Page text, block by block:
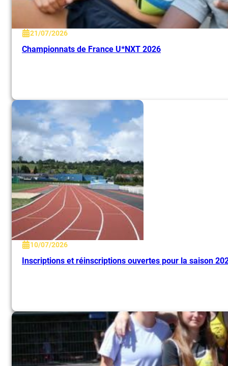
21/07/2026
Championnats de France U*NXT 2026
10/07/2026
Inscriptions et réinscriptions ouvertes pour la saison